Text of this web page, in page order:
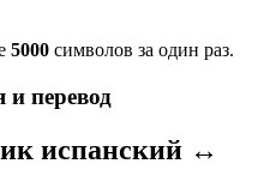
5000 символов за один раз.
перевод
испанский ↔